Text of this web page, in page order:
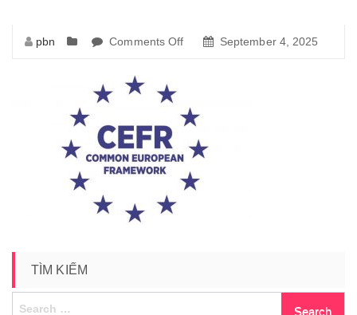
pbn Comments Off
cua-
chung-
chi-
cefr
September 4, 2025
TÌM KIẾM
Search